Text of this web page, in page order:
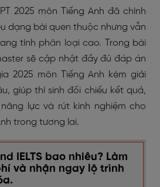
2025 môn Tiếng Anh đã chính
dạng bài quen thuộc nhưng vẫn
tính phân loại cao. Trong bài
sẽ cập nhật đầy đủ đáp án
2025 môn Tiếng Anh kèm giải
giúp thí sinh đối chiếu kết quả,
lực và rút kinh nghiệm cho
trong tương lai.
IELTS bao nhiêu? Làm
và nhận ngay lộ trình